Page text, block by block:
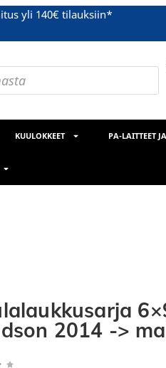
yli 140€ tilauksiin*
KUULOKKEET PA-LAITTEET
2014 ->